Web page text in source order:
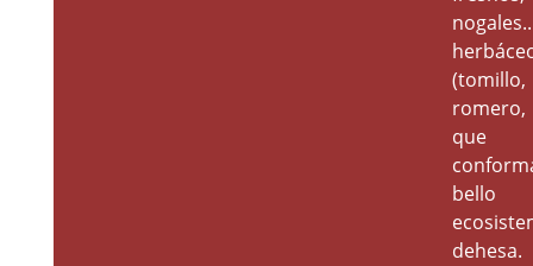
(tomillo,
romero,
que
bello
dehesa.